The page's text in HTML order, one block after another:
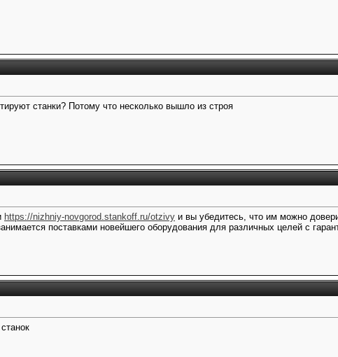
станки? Потому что несколько вышло из строя
https://nizhniy-novgorod.stankoff.ru/otzivy и вы убедитесь, что им можно
поставками новейшего оборудования для различных целей с